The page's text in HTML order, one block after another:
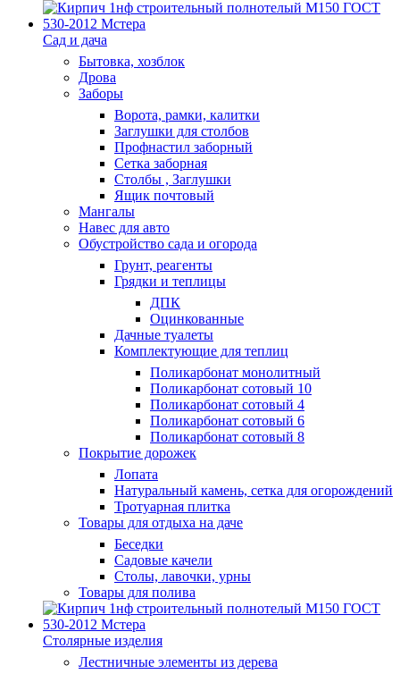
Сад и дача
Бытовка, хозблок
Дрова
Заборы
Ворота, рамки, калитки
Заглушки для столбов
Профнастил заборный
Сетка заборная
Столбы , Заглушки
Ящик почтовый
Мангалы
Навес для авто
Обустройство сада и огорода
Грунт, реагенты
Грядки и теплицы
ДПК
Оцинкованные
Дачные туалеты
Комплектующие для теплиц
Поликарбонат монолитный
Поликарбонат сотовый 10
Поликарбонат сотовый 4
Поликарбонат сотовый 6
Поликарбонат сотовый 8
Покрытие дорожек
Лопата
Натуральный камень, сетка для огорождений
Тротуарная плитка
Товары для отдыха на даче
Беседки
Садовые качели
Столы, лавочки, урны
Товары для полива
Столярные изделия
Лестничные элементы из дерева